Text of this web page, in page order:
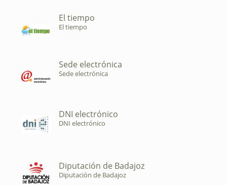
El tiempo
El tiempo
Sede electrónica
Sede electrónica
DNI electrónico
DNI electrónico
Diputación de Badajoz
Diputación de Badajoz